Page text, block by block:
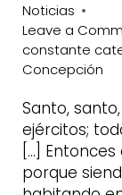
Noticias
Leave a
constante
Concepción
Santo,
ejércitos;
[…]
porque